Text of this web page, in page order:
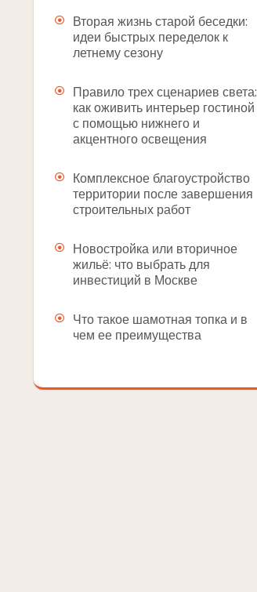
Вторая жизнь старой беседки:
идеи быстрых переделок к
летнему сезону
Правило трех сценариев света:
как оживить интерьер гостиной
с помощью нижнего и
акцентного освещения
Комплексное благоустройство
территории после завершения
строительных работ
Новостройка или вторичное
жильё: что выбрать для
инвестиций в Москве
Что такое шамотная топка и в
чем ее преимущества